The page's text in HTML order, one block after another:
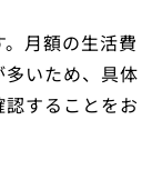
月額の生活費
いため、具体
することをお